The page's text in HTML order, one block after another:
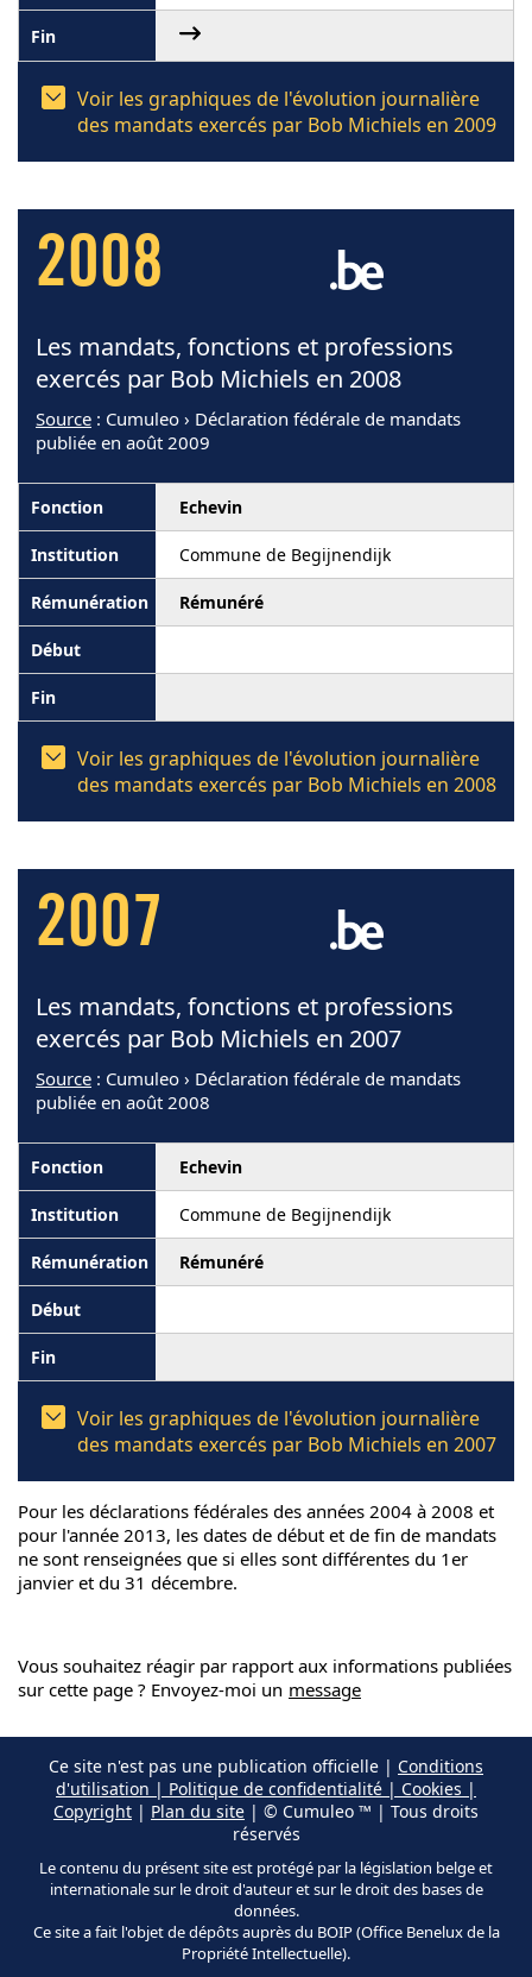
Voir les graphiques de l'évolution journalière
des mandats exercés par Bob Michiels en 2009
2008
Les mandats, fonctions et professions
exercés par Bob Michiels en 2008
Source : Cumuleo › Déclaration fédérale de mandats
publiée en août 2009
Echevin
Commune de Begijnendijk
Rémunéré
Voir les graphiques de l'évolution journalière
des mandats exercés par Bob Michiels en 2008
2007
Les mandats, fonctions et professions
exercés par Bob Michiels en 2007
Source : Cumuleo › Déclaration fédérale de mandats
publiée en août 2008
Echevin
Commune de Begijnendijk
Rémunéré
Voir les graphiques de l'évolution journalière
des mandats exercés par Bob Michiels en 2007
Pour les déclarations fédérales des années 2004 à 2008 et
pour l'année 2013, les dates de début et de fin de mandats
ne sont renseignées que si elles sont différentes du 1er
janvier et du 31 décembre.
Vous souhaitez réagir par rapport aux informations publiées
sur cette page ? Envoyez-moi un message
Ce site n'est pas une publication officielle | Conditions
d'utilisation | Politique de confidentialité | Cookies |
Copyright | Plan du site | © Cumuleo ™ | Tous droits
réservés
Le contenu du présent site est protégé par la législation belge et
internationale sur le droit d'auteur et sur le droit des bases de
données.
Ce site a fait l'objet de dépôts auprès du BOIP (Office Benelux de la
Propriété Intellectuelle).